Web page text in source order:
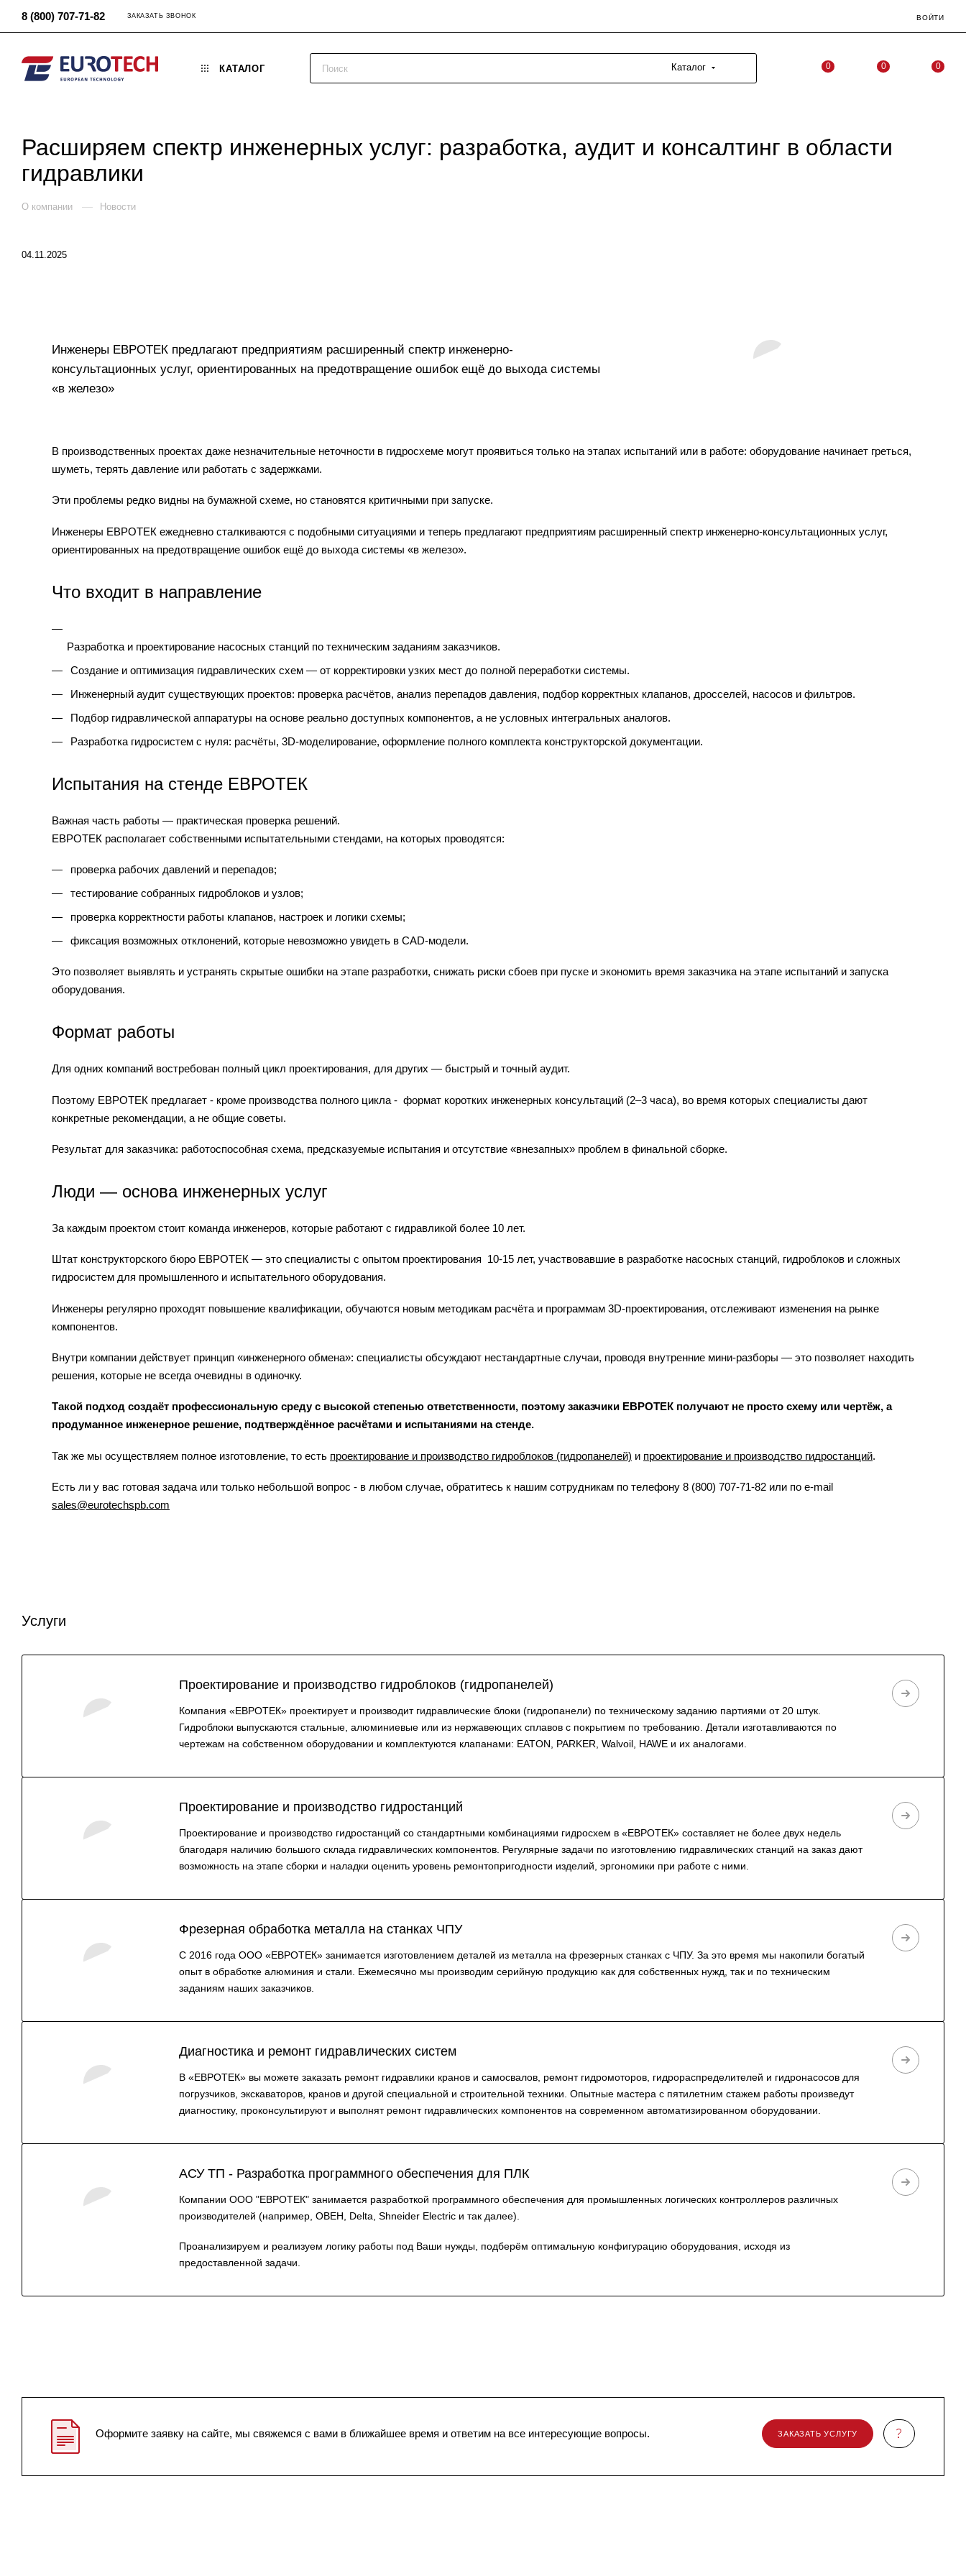
8 (800) 707-71-82 ЗАКАЗАТЬ ЗВОНОК ВОЙТИ
КАТАЛОГ Каталог 0 0 0
Расширяем спектр инженерных услуг: разработка, аудит и консалтинг в области
гидравлики
О компании — Новости
04.11.2025
Инженеры ЕВРОТЕК предлагают предприятиям расширенный спектр инженерно-
консультационных услуг, ориентированных на предотвращение ошибок ещё до выхода системы
«в железо»
В производственных проектах даже незначительные неточности в гидросхеме могут проявиться только на этапах испытаний или в работе: оборудование начинает греться,
шуметь, терять давление или работать с задержками.
Эти проблемы редко видны на бумажной схеме, но становятся критичными при запуске.
Инженеры ЕВРОТЕК ежедневно сталкиваются с подобными ситуациями и теперь предлагают предприятиям расширенный спектр инженерно-консультационных услуг,
ориентированных на предотвращение ошибок ещё до выхода системы «в железо».
Что входит в направление
Разработка и проектирование насосных станций по техническим заданиям заказчиков.
Создание и оптимизация гидравлических схем — от корректировки узких мест до полной переработки системы.
Инженерный аудит существующих проектов: проверка расчётов, анализ перепадов давления, подбор корректных клапанов, дросселей, насосов и фильтров.
Подбор гидравлической аппаратуры на основе реально доступных компонентов, а не условных интегральных аналогов.
Разработка гидросистем с нуля: расчёты, 3D-моделирование, оформление полного комплекта конструкторской документации.
Испытания на стенде ЕВРОТЕК
Важная часть работы — практическая проверка решений.
ЕВРОТЕК располагает собственными испытательными стендами, на которых проводятся:
проверка рабочих давлений и перепадов;
тестирование собранных гидроблоков и узлов;
проверка корректности работы клапанов, настроек и логики схемы;
фиксация возможных отклонений, которые невозможно увидеть в CAD-модели.
Это позволяет выявлять и устранять скрытые ошибки на этапе разработки, снижать риски сбоев при пуске и экономить время заказчика на этапе испытаний и запуска
оборудования.
Формат работы
Для одних компаний востребован полный цикл проектирования, для других — быстрый и точный аудит.
Поэтому ЕВРОТЕК предлагает - кроме производства полного цикла - формат коротких инженерных консультаций (2–3 часа), во время которых специалисты дают
конкретные рекомендации, а не общие советы.
Результат для заказчика: работоспособная схема, предсказуемые испытания и отсутствие «внезапных» проблем в финальной сборке.
Люди — основа инженерных услуг
За каждым проектом стоит команда инженеров, которые работают с гидравликой более 10 лет.
Штат конструкторского бюро ЕВРОТЕК — это специалисты с опытом проектирования 10-15 лет, участвовавшие в разработке насосных станций, гидроблоков и сложных
гидросистем для промышленного и испытательного оборудования.
Инженеры регулярно проходят повышение квалификации, обучаются новым методикам расчёта и программам 3D-проектирования, отслеживают изменения на рынке
компонентов.
Внутри компании действует принцип «инженерного обмена»: специалисты обсуждают нестандартные случаи, проводя внутренние мини-разборы — это позволяет находить
решения, которые не всегда очевидны в одиночку.
Такой подход создаёт профессиональную среду с высокой степенью ответственности, поэтому заказчики ЕВРОТЕК получают не просто схему или чертёж, а
продуманное инженерное решение, подтверждённое расчётами и испытаниями на стенде.
Так же мы осуществляем полное изготовление, то есть проектирование и производство гидроблоков (гидропанелей) и проектирование и производство гидростанций.
Есть ли у вас готовая задача или только небольшой вопрос - в любом случае, обратитесь к нашим сотрудникам по телефону 8 (800) 707-71-82 или по е-mail
sales@eurotechspb.com
Услуги
Проектирование и производство гидроблоков (гидропанелей)
Компания «ЕВРОТЕК» проектирует и производит гидравлические блоки (гидропанели) по техническому заданию партиями от 20 штук.
Гидроблоки выпускаются стальные, алюминиевые или из нержавеющих сплавов с покрытием по требованию. Детали изготавливаются по
чертежам на собственном оборудовании и комплектуются клапанами: EATON, PARKER, Walvoil, HAWE и их аналогами.
Проектирование и производство гидростанций
Проектирование и производство гидростанций со стандартными комбинациями гидросхем в «ЕВРОТЕК» составляет не более двух недель
благодаря наличию большого склада гидравлических компонентов. Регулярные задачи по изготовлению гидравлических станций на заказ дают
возможность на этапе сборки и наладки оценить уровень ремонтопригодности изделий, эргономики при работе с ними.
Фрезерная обработка металла на станках ЧПУ
С 2016 года ООО «ЕВРОТЕК» занимается изготовлением деталей из металла на фрезерных станках с ЧПУ. За это время мы накопили богатый
опыт в обработке алюминия и стали. Ежемесячно мы производим серийную продукцию как для собственных нужд, так и по техническим
заданиям наших заказчиков.
Диагностика и ремонт гидравлических систем
В «ЕВРОТЕК» вы можете заказать ремонт гидравлики кранов и самосвалов, ремонт гидромоторов, гидрораспределителей и гидронасосов для
погрузчиков, экскаваторов, кранов и другой специальной и строительной техники. Опытные мастера с пятилетним стажем работы произведут
диагностику, проконсультируют и выполнят ремонт гидравлических компонентов на современном автоматизированном оборудовании.
АСУ ТП - Разработка программного обеспечения для ПЛК
Компании ООО "ЕВРОТЕК" занимается разработкой программного обеспечения для промышленных логических контроллеров различных
производителей (например, ОВЕН, Delta, Shneider Electric и так далее).
Проанализируем и реализуем логику работы под Ваши нужды, подберём оптимальную конфигурацию оборудования, исходя из
предоставленной задачи.
Оформите заявку на сайте, мы свяжемся с вами в ближайшее время и ответим на все интересующие вопросы. ЗАКАЗАТЬ УСЛУГУ